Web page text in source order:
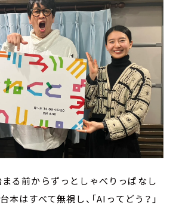
る前からずっとしゃべりっぱなし
本はすべて無視し、「AIってどう？」